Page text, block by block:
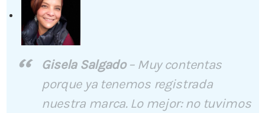
Gisela Salgado– Muy contentas
porque ya tenemos registrada
nuestra marca. Lo mejor: no tuvimos